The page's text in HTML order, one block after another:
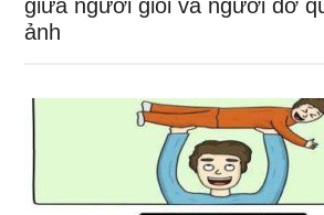
giữa người giỏi và người dỡ
ảnh